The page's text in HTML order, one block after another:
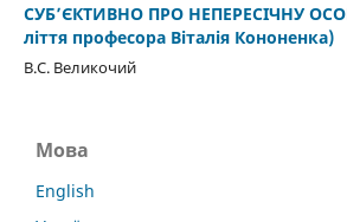
СУБ’ЄКТИВНО ПРО НЕПЕРЕСІЧНУ
ліття професора Віталія Кононенка)
В.С. Великочий
Мова
English